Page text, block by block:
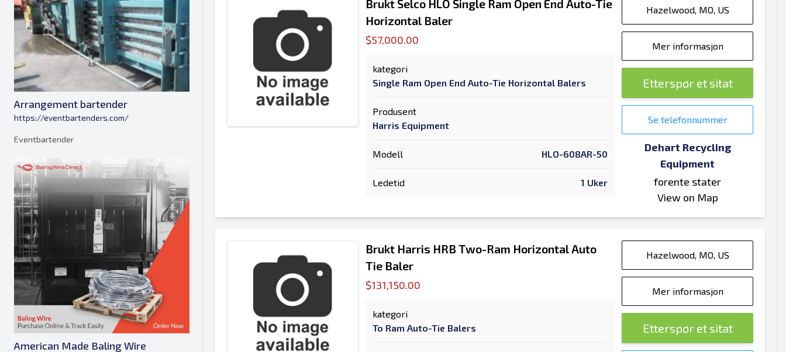
Arrangement bartender
https://eventbartenders.com/
Eventbartender
American Made Baling Wire
Brukt Selco HLO Single Ram Open End Auto-Tie
Horizontal Baler
$57,000.00
kategori
Single Ram Open End Auto-Tie Horizontal Balers
Produsent
Harris Equipment
Modell HLO-608AR-50
Ledetid 1 Uker
Hazelwood, MO, US
Mer informasjon
Etterspør et sitat
Se telefonnummer
Dehart Recycling
Equipment
forente stater
View on Map
Brukt Harris HRB Two-Ram Horizontal Auto
Tie Baler
$131,150.00
kategori
To Ram Auto-Tie Balers
Hazelwood, MO, US
Mer informasjon
Etterspør et sitat